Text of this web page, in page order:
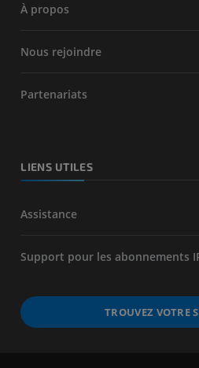
À propos
Nous rejoindre
Partenariats
LIENS UTILES
Assistance
Support pour les abonnements
TROUVEZ VOTRE